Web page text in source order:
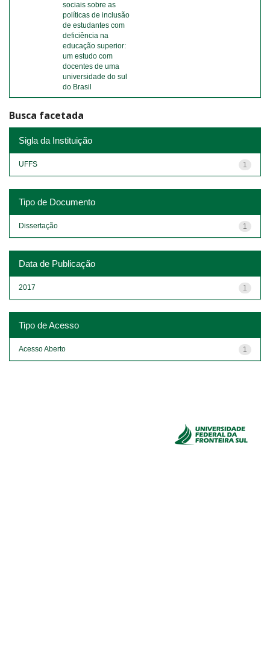
sociais sobre as
políticas de inclusão
de estudantes com
deficiência na
educação superior:
um estudo com
docentes de uma
universidade do sul
do Brasil
Busca facetada
Sigla da Instituição
1
UFFS
Tipo de Documento
1
Dissertação
Data de Publicação
1
2017
Tipo de Acesso
1
Acesso Aberto